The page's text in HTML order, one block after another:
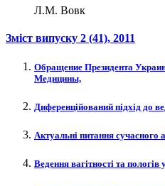
Л.М. Вовк
Зміст випуску 2 (41), 2011
Обращение Президента
Медицины,
Диференційований підхід до
Актуальні питання сучасного
Ведення вагітності та